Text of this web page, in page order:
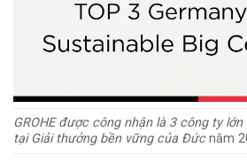
GROHE được công nhận là 3 công ty
tại Giải thưởng bền vững của Đứcnăm